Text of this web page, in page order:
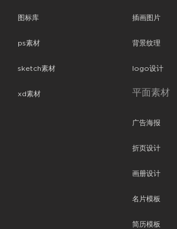
图标库
ps素材
sketch素材
xd素材
插画图片
背景纹理
logo设计
平面素材
广告海报
折页设计
画册设计
名片模板
简历模板